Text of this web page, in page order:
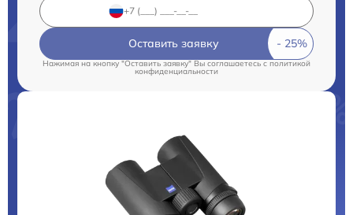
Оставить заявку
Нажимая на кнопку "Оставить заявку" Вы соглашаетесь cполитикой
конфиденциальности